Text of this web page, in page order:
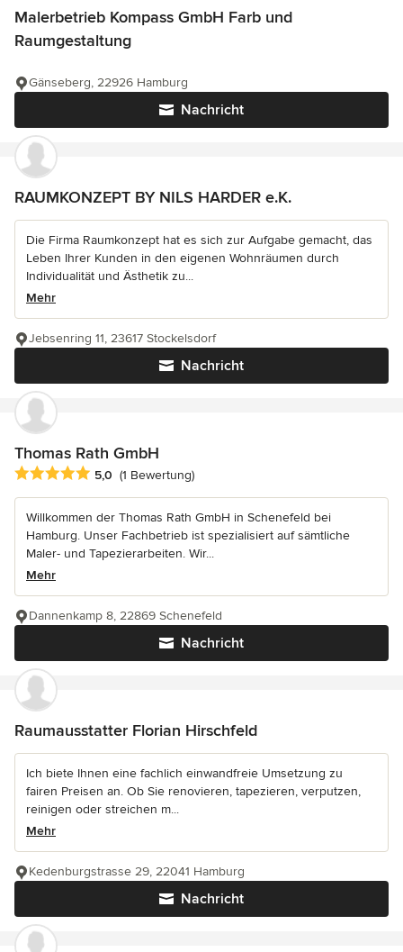
Malerbetrieb Kompass GmbH Farb und
Raumgestaltung
Nachricht
Gänseberg, 22926 Hamburg
RAUMKONZEPT BY NILS HARDER e.K.
Die Firma Raumkonzept hat es sich zur Aufgabe gemacht, das
Leben Ihrer Kunden in den eigenen Wohnräumen durch
Individualität und Ästhetik zu...
Mehr
Nachricht
Jebsenring 11, 23617 Stockelsdorf
Thomas Rath GmbH
Durchschnittliche Bewertung: 5 von 5 Sternen
5,0 (1 Bewertung)
Willkommen der Thomas Rath GmbH in Schenefeld bei
Hamburg. Unser Fachbetrieb ist spezialisiert auf sämtliche
Maler- und Tapezierarbeiten. Wir...
Mehr
Nachricht
Dannenkamp 8, 22869 Schenefeld
Raumausstatter Florian Hirschfeld
Ich biete Ihnen eine fachlich einwandfreie Umsetzung zu
fairen Preisen an. Ob Sie renovieren, tapezieren, verputzen,
reinigen oder streichen m...
Mehr
Nachricht
Kedenburgstrasse 29, 22041 Hamburg